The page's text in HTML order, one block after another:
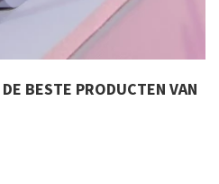
BESTE PRODUCTEN VAN